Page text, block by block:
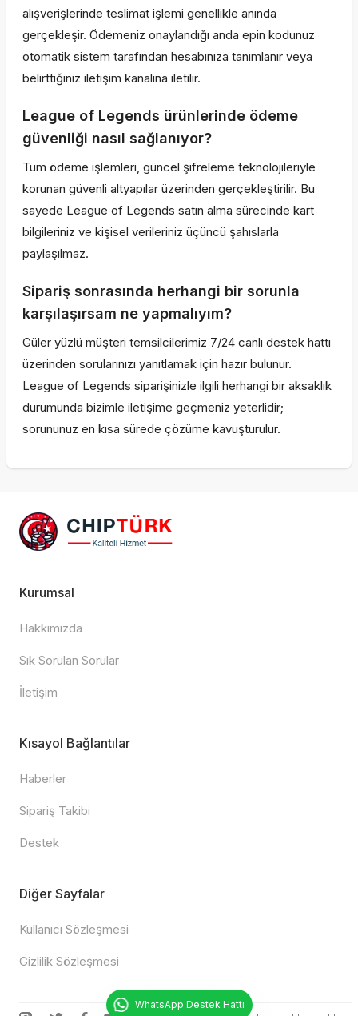
alışverişlerinde teslimat işlemi genellikle anında
gerçekleşir. Ödemeniz onaylandığı anda epin kodunuz
otomatik sistem tarafından hesabınıza tanımlanır veya
belirttiğiniz iletişim kanalına iletilir.
League of Legends ürünlerinde ödeme
güvenliği nasıl sağlanıyor?
Tüm ödeme işlemleri, güncel şifreleme teknolojileriyle
korunan güvenli altyapılar üzerinden gerçekleştirilir. Bu
sayede League of Legends satın alma sürecinde kart
bilgileriniz ve kişisel verileriniz üçüncü şahıslarla
paylaşılmaz.
Sipariş sonrasında herhangi bir sorunla
karşılaşırsam ne yapmalıyım?
Güler yüzlü müşteri temsilcilerimiz 7/24 canlı destek hattı
üzerinden sorularınızı yanıtlamak için hazır bulunur.
League of Legends siparişinizle ilgili herhangi bir aksaklık
durumunda bizimle iletişime geçmeniz yeterlidir;
sorununuz en kısa sürede çözüme kavuşturulur.
Kurumsal
Hakkımızda
Sık Sorulan Sorular
İletişim
Kısayol Bağlantılar
Haberler
Sipariş Takibi
Destek
Diğer Sayfalar
Kullanıcı Sözleşmesi
Gizlilik Sözleşmesi
WhatsApp Destek Hattı